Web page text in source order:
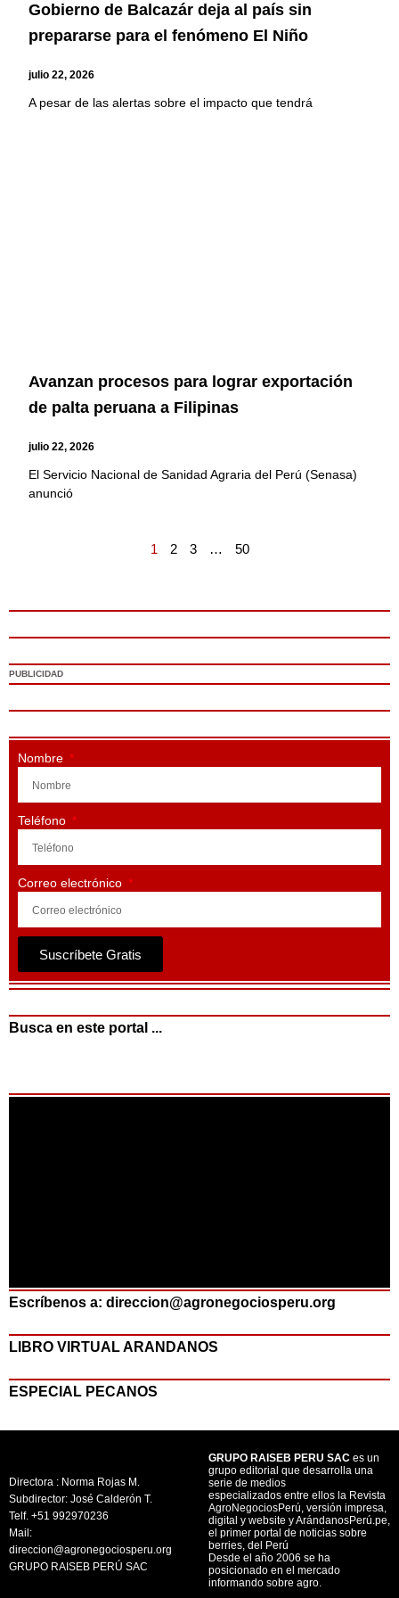
Gobierno de Balcazár deja al país sin
prepararse para el fenómeno El Niño
julio 22, 2026
A pesar de las alertas sobre el impacto que tendrá
Avanzan procesos para lograr exportación
de palta peruana a Filipinas
julio 22, 2026
El Servicio Nacional de Sanidad Agraria del Perú (Senasa)
anunció
1 2 3 … 50
PUBLICIDAD
Nombre
Teléfono
Correo electrónico
Suscríbete Gratis
Busca en este portal ...
Escríbenos a: direccion@agronegociosperu.org
LIBRO VIRTUAL ARANDANOS
ESPECIAL PECANOS
Directora : Norma Rojas M.
Subdirector: José Calderón T.
Telf. +51 992970236
Mail:
direccion@agronegociosperu.org
GRUPO RAISEB PERÚ SAC
GRUPO RAISEB PERU SAC es un
grupo editorial que desarrolla una
serie de medios
especializados entre ellos la Revista
AgroNegociosPerú, versión impresa,
digital y website y ArándanosPerú.pe,
el primer portal de noticias sobre
berries, del Perú
Desde el año 2006 se ha
posicionado en el mercado
informando sobre agro.